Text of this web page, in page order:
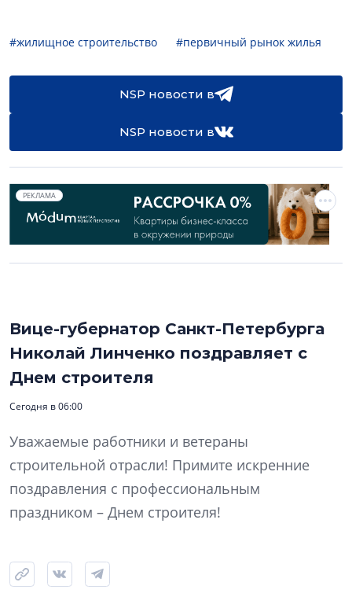
#жилищное строительство #первичный рынок жилья
NSP новости в
NSP новости в
РЕКЛАМА
Вице-губернатор Санкт-Петербурга
Николай Линченко поздравляет с
Днем строителя
Сегодня в 06:00
Уважаемые работники и ветераны
строительной отрасли! Примите искренние
поздравления с профессиональным
праздником – Днем строителя!